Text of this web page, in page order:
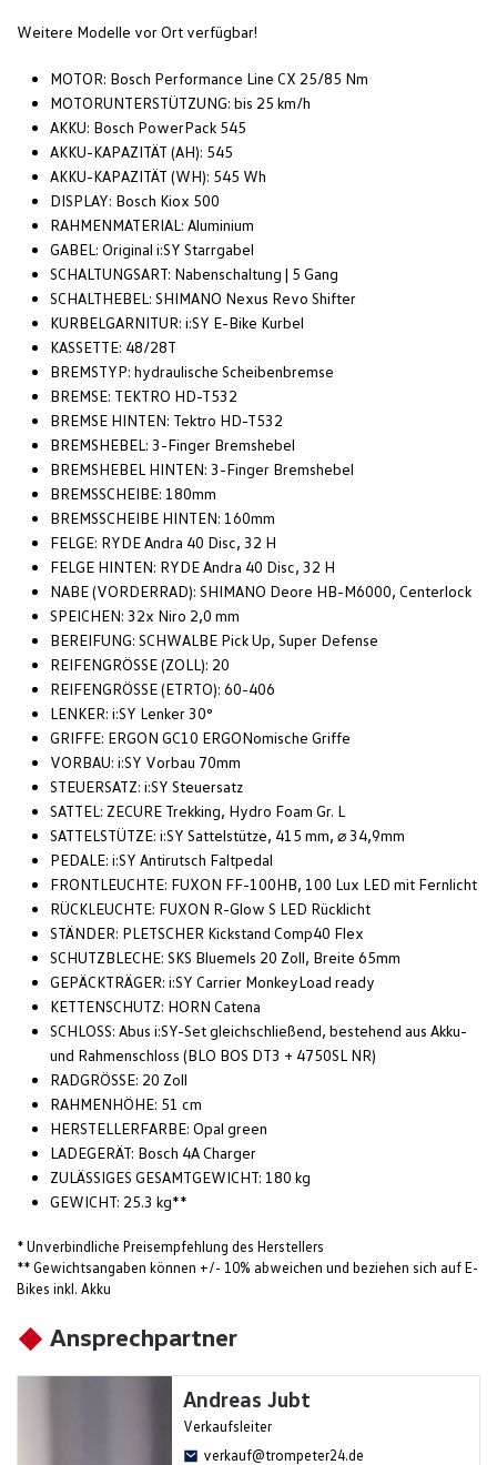
Weitere Modelle vor Ort verfügbar!
MOTOR: Bosch Performance Line CX 25/85 Nm
MOTORUNTERSTÜTZUNG: bis 25 km/h
AKKU: Bosch PowerPack 545
AKKU-KAPAZITÄT (AH): 545
AKKU-KAPAZITÄT (WH): 545 Wh
DISPLAY: Bosch Kiox 500
RAHMENMATERIAL: Aluminium
GABEL: Original i:SY Starrgabel
SCHALTUNGSART: Nabenschaltung | 5 Gang
SCHALTHEBEL: SHIMANO Nexus Revo Shifter
KURBELGARNITUR: i:SY E-Bike Kurbel
KASSETTE: 48/28T
BREMSTYP: hydraulische Scheibenbremse
BREMSE: TEKTRO HD-T532
BREMSE HINTEN: Tektro HD-T532
BREMSHEBEL: 3-Finger Bremshebel
BREMSHEBEL HINTEN: 3-Finger Bremshebel
BREMSSCHEIBE: 180mm
BREMSSCHEIBE HINTEN: 160mm
FELGE: RYDE Andra 40 Disc, 32 H
FELGE HINTEN: RYDE Andra 40 Disc, 32 H
NABE (VORDERRAD): SHIMANO Deore HB-M6000, Centerlock
SPEICHEN: 32x Niro 2,0 mm
BEREIFUNG: SCHWALBE Pick Up, Super Defense
REIFENGRÖSSE (ZOLL): 20
REIFENGRÖSSE (ETRTO): 60-406
LENKER: i:SY Lenker 30°
GRIFFE: ERGON GC10 ERGONomische Griffe
VORBAU: i:SY Vorbau 70mm
STEUERSATZ: i:SY Steuersatz
SATTEL: ZECURE Trekking, Hydro Foam Gr. L
SATTELSTÜTZE: i:SY Sattelstütze, 415 mm, ⌀ 34,9mm
PEDALE: i:SY Antirutsch Faltpedal
FRONTLEUCHTE: FUXON FF-100HB, 100 Lux LED mit Fernlicht
RÜCKLEUCHTE: FUXON R-Glow S LED Rücklicht
STÄNDER: PLETSCHER Kickstand Comp40 Flex
SCHUTZBLECHE: SKS Bluemels 20 Zoll, Breite 65mm
GEPÄCKTRÄGER: i:SY Carrier MonkeyLoad ready
KETTENSCHUTZ: HORN Catena
SCHLOSS: Abus i:SY-Set gleichschließend, bestehend aus Akku-
und Rahmenschloss (BLO BOS DT3 + 4750SL NR)
RADGRÖSSE: 20 Zoll
RAHMENHÖHE: 51 cm
HERSTELLERFARBE: Opal green
LADEGERÄT: Bosch 4A Charger
ZULÄSSIGES GESAMTGEWICHT: 180 kg
GEWICHT: 25.3 kg**
* Unverbindliche Preisempfehlung des Herstellers
** Gewichtsangaben können +/- 10% abweichen und beziehen sich auf E-
Bikes inkl. Akku
Ansprechpartner
Andreas Jubt
Verkaufsleiter
verkauf@trompeter24.de